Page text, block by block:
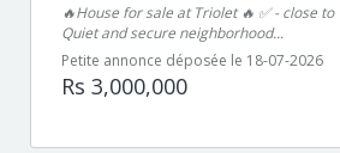
🔥House for sale at Triolet 🔥 ✅ - close
Quiet and secure neighborhood...
Petite annonce déposée le 18-07-2026
Rs 3,000,000